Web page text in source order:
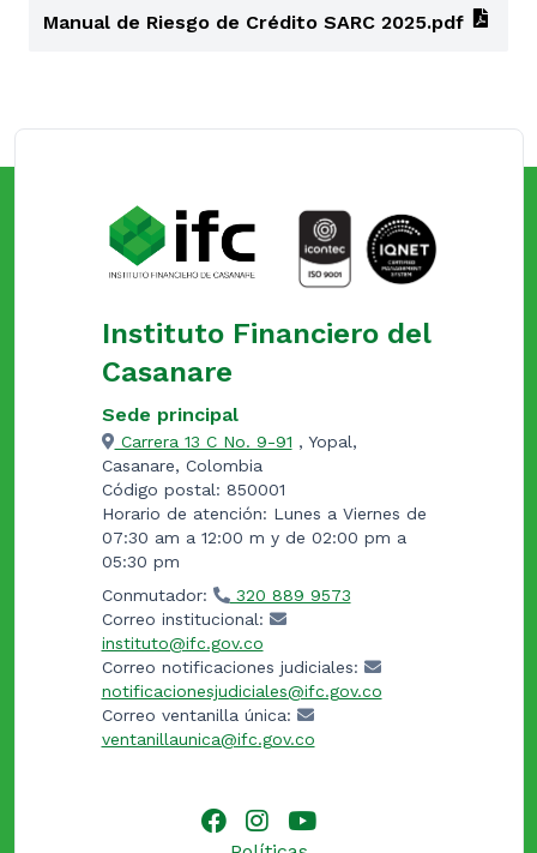
Manual de Riesgo de Crédito SARC 2025.pdf
Instituto Financiero del
Casanare
Sede principal
Carrera 13 C No. 9-91 , Yopal,
Casanare, Colombia
Código postal: 850001
Horario de atención: Lunes a Viernes de
07:30 am a 12:00 m y de 02:00 pm a
05:30 pm
Conmutador:
320 889 9573
Correo institucional:
instituto@ifc.gov.co
Correo notificaciones judiciales:
notificacionesjudiciales@ifc.gov.co
Correo ventanilla única:
ventanillaunica@ifc.gov.co